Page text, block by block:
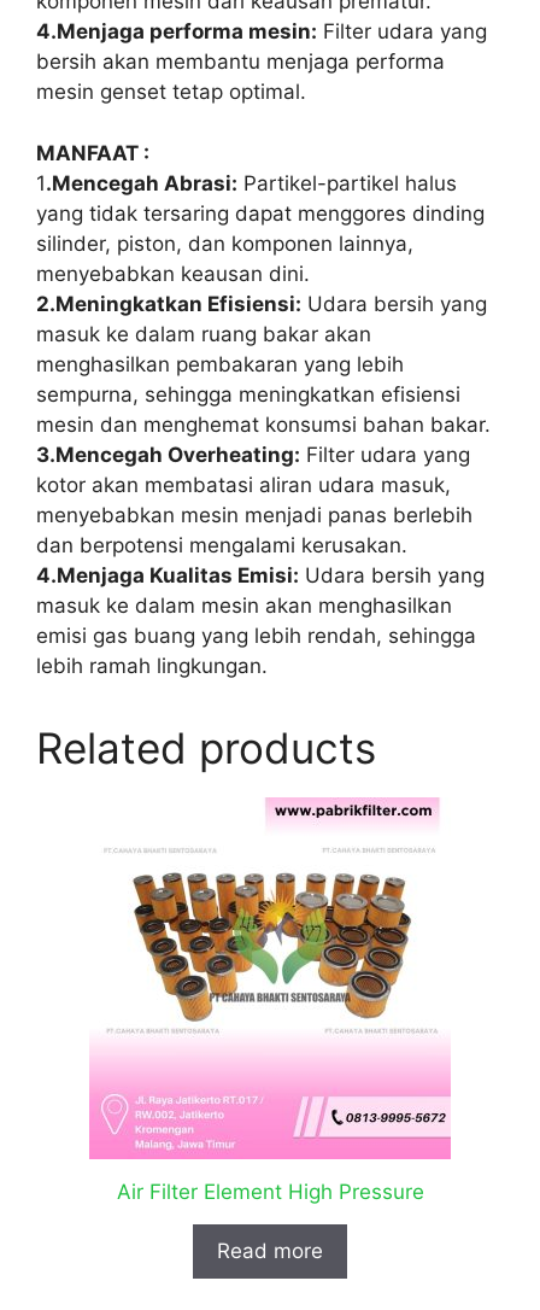
4.Menjaga performa mesin: Filter udara yang
bersih akan membantu menjaga performa
mesin genset tetap optimal.
MANFAAT :
1.Mencegah Abrasi: Partikel-partikel halus
yang tidak tersaring dapat menggores dinding
silinder, piston, dan komponen lainnya,
menyebabkan keausan dini.
2.Meningkatkan Efisiensi: Udara bersih yang
masuk ke dalam ruang bakar akan
menghasilkan pembakaran yang lebih
sempurna, sehingga meningkatkan efisiensi
mesin dan menghemat konsumsi bahan bakar.
3.Mencegah Overheating: Filter udara yang
kotor akan membatasi aliran udara masuk,
menyebabkan mesin menjadi panas berlebih
dan berpotensi mengalami kerusakan.
4.Menjaga Kualitas Emisi: Udara bersih yang
masuk ke dalam mesin akan menghasilkan
emisi gas buang yang lebih rendah, sehingga
lebih ramah lingkungan.
Related products
Air Filter Element High Pressure
Read more